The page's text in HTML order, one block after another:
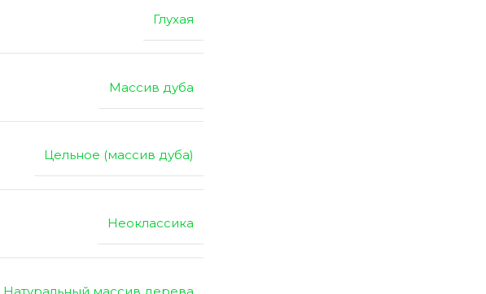
Глухая
Массив дуба
Цельное (массив дуба)
Неоклассика